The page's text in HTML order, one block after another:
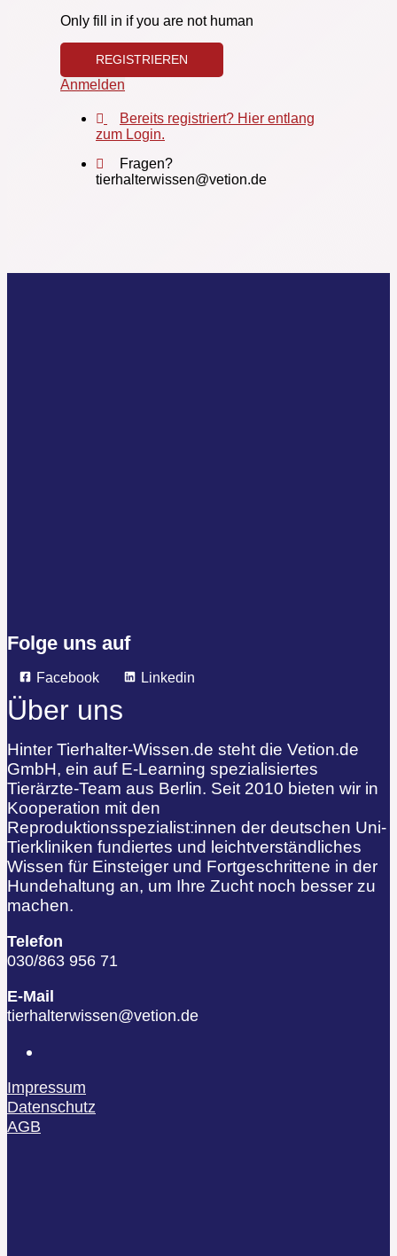
Only fill in if you are not human
Anmelden
Bereits registriert? Hier entlang
zum Login.
Fragen?
tierhalterwissen@vetion.de
Folge uns auf
Facebook Linkedin
Über uns
Hinter Tierhalter-Wissen.de steht die Vetion.de
GmbH, ein auf E-Learning spezialisiertes
Tierärzte-Team aus Berlin. Seit 2010 bieten wir in
Kooperation mit den
Reproduktionsspezialist:innen der deutschen Uni-
Tierkliniken fundiertes und leichtverständliches
Wissen für Einsteiger und Fortgeschrittene in der
Hundehaltung an, um Ihre Zucht noch besser zu
machen.
Telefon
030/863 956 71
E-Mail
tierhalterwissen@vetion.de
Impressum
Datenschutz
AGB